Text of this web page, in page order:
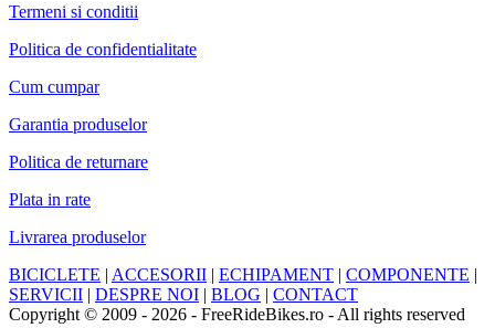
Termeni si conditii
Politica de confidentialitate
Cum cumpar
Garantia produselor
Politica de returnare
Plata in rate
Livrarea produselor
BICICLETE | ACCESORII | ECHIPAMENT | COMPONENTE |
SERVICII | DESPRE NOI | BLOG | CONTACT
Copyright © 2009 - 2026 - FreeRideBikes.ro - All rights reserved